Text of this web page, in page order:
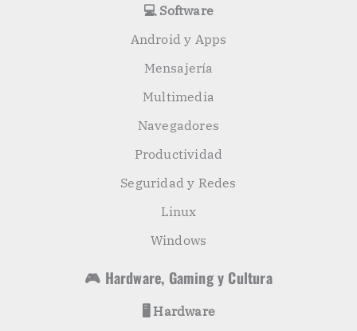
💻 Software
Android y Apps
Mensajería
Multimedia
Navegadores
Productividad
Seguridad y Redes
Linux
Windows
🎮 Hardware, Gaming y Cultura
🖥️ Hardware